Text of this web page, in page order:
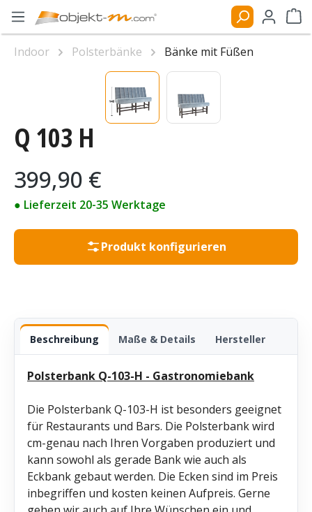
Zum Hauptinhalt springen
Q 103 H
Regulärer Preis:
399,90 €
● Lieferzeit 20-35 Werktage
Produkt konfigurieren
Beschreibung Maße & Details Hersteller
Polsterbank Q-103-H - Gastronomiebank
Die Polsterbank Q-103-H ist besonders geeignet
für Restaurants und Bars. Die Polsterbank wird
cm-genau nach Ihren Vorgaben produziert und
kann sowohl als gerade Bank wie auch als
Eckbank gebaut werden. Die Ecken sind im Preis
inbegriffen und kosten keinen Aufpreis. Gerne
Indoor Polsterbänke
Bänke mit Füßen
Bildergalerie überspringen